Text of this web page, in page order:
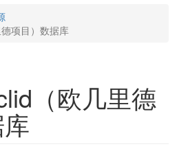
项目）数据库
（欧几里德